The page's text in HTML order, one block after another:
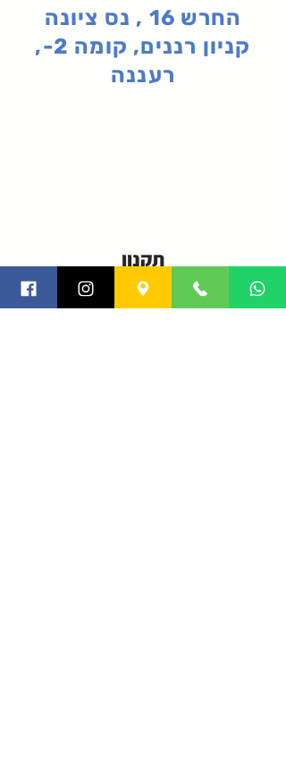
החרש 16 , נס ציונה
קניון רננים, קומה 2-,
רעננה
תקנון